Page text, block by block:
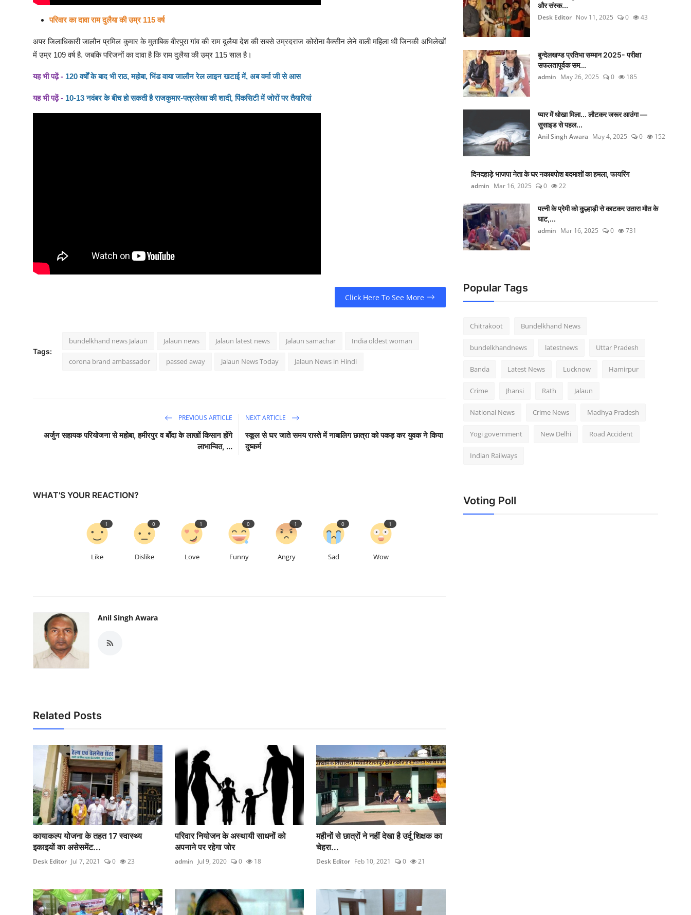
परिवार का दावा राम दुलैया की उम्र 115 वर्ष
अपर जिलाधिकारी जालौन प्रमिल कुमार के मुताबिक वीरपुरा गांव की राम दुलैया देश की सबसे उम्रदराज कोरोना वैक्सीन लेने वाली महिला थी जिनकी अभिलेखों
में उम्र 109 वर्ष है. जबकि परिजनों का दावा है कि राम दुलैया की उम्र 115 साल है।
यह भी पढ़ें - 120 वर्षों के बाद भी राठ, महोबा, भिंड वाया जालौन रेल लाइन खटाई में, अब वर्मा जी से आस
यह भी पढ़ें - 10-13 नवंबर के बीच हो सकती है राजकुमार-पत्रलेखा की शादी, पिंकसिटी में जोरों पर तैयारियां
Click Here To See More
Tags:
bundelkhand news Jalaun Jalaun news Jalaun latest news Jalaun samachar India oldest woman
corona brand ambassador passed away Jalaun News Today Jalaun News in Hindi
PREVIOUS ARTICLE
अर्जुन सहायक परियोजना से महोबा, हमीरपुर व बाँदा के लाखों किसान होंगे
लाभान्वित, ...
NEXT ARTICLE
स्कूल से घर जाते समय रास्ते में नाबालिग छात्रा को पकड़ कर युवक ने किया
दुष्कर्म
WHAT'S YOUR REACTION?
Like
1
Dislike
0
Love
1
Funny
0
Angry
1
Sad
0
Wow
1
Anil Singh Awara
Related Posts
कायाकल्प योजना के तहत 17 स्वास्थ्य
इकाइयों का असेसमेंट...
Desk Editor Jul 7, 2021 0 23
परिवार नियोजन के अस्थायी साधनों को
अपनाने पर रहेगा जोर
admin Jul 9, 2020 0 18
महीनों से छात्रों ने नहीं देखा है उर्दू शिक्षक का
चेहरा...
Desk Editor Feb 10, 2021 0 21
और संस्क...
Desk Editor Nov 11, 2025 0 43
बुन्देलखण्ड प्रतिभा सम्मान 2025- परीक्षा
सफलतापूर्वक सम...
admin May 26, 2025 0 185
प्यार में धोखा मिला... लौटकर जरूर आउंगा —
सुसाइड से पहल...
Anil Singh Awara May 4, 2025 0 152
दिनदहाड़े भाजपा नेता के घर नकाबपोश बदमाशों का हमला, फायरिंग
admin Mar 16, 2025 0 22
पत्नी के प्रेमी को कुल्हाड़ी से काटकर उतारा मौत के
घाट,...
admin Mar 16, 2025 0 731
Popular Tags
Chitrakoot Bundelkhand News
bundelkhandnews latestnews Uttar Pradesh
Banda Latest News Lucknow Hamirpur
Crime Jhansi Rath Jalaun
National News Crime News Madhya Pradesh
Yogi government New Delhi Road Accident
Indian Railways
Voting Poll